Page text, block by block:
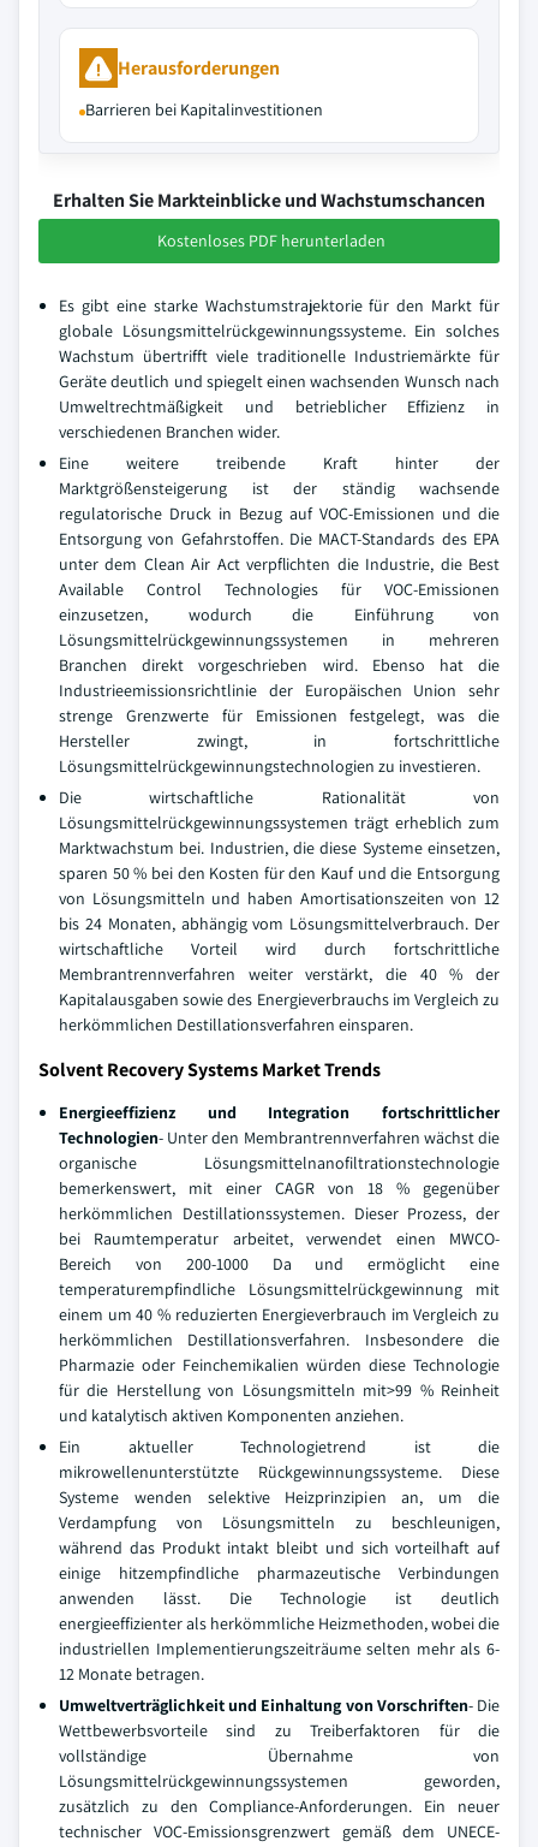
Herausforderungen
Barrieren bei Kapitalinvestitionen
Erhalten Sie Markteinblicke und Wachstumschancen
Kostenloses PDF herunterladen
Es gibt eine starke Wachstumstrajektorie für den Markt für
globale Lösungsmittelrückgewinnungssysteme. Ein solches
Wachstum übertrifft viele traditionelle Industriemärkte für
Geräte deutlich und spiegelt einen wachsenden Wunsch nach
Umweltrechtmäßigkeit und betrieblicher Effizienz in
verschiedenen Branchen wider.
Eine weitere treibende Kraft hinter der
Marktgrößensteigerung ist der ständig wachsende
regulatorische Druck in Bezug auf VOC-Emissionen und die
Entsorgung von Gefahrstoffen. Die MACT-Standards des EPA
unter dem Clean Air Act verpflichten die Industrie, die Best
Available Control Technologies für VOC-Emissionen
einzusetzen, wodurch die Einführung von
Lösungsmittelrückgewinnungssystemen in mehreren
Branchen direkt vorgeschrieben wird. Ebenso hat die
Industrieemissionsrichtlinie der Europäischen Union sehr
strenge Grenzwerte für Emissionen festgelegt, was die
Hersteller zwingt, in fortschrittliche
Lösungsmittelrückgewinnungstechnologien zu investieren.
Die wirtschaftliche Rationalität von
Lösungsmittelrückgewinnungssystemen trägt erheblich zum
Marktwachstum bei. Industrien, die diese Systeme einsetzen,
sparen 50 % bei den Kosten für den Kauf und die Entsorgung
von Lösungsmitteln und haben Amortisationszeiten von 12
bis 24 Monaten, abhängig vom Lösungsmittelverbrauch. Der
wirtschaftliche Vorteil wird durch fortschrittliche
Membrantrennverfahren weiter verstärkt, die 40 % der
Kapitalausgaben sowie des Energieverbrauchs im Vergleich zu
herkömmlichen Destillationsverfahren einsparen.
Solvent Recovery Systems Market Trends
Energieeffizienz und Integration fortschrittlicher
Technologien- Unter den Membrantrennverfahren wächst die
organische Lösungsmittelnanofiltrationstechnologie
bemerkenswert, mit einer CAGR von 18 % gegenüber
herkömmlichen Destillationssystemen. Dieser Prozess, der
bei Raumtemperatur arbeitet, verwendet einen MWCO-
Bereich von 200-1000 Da und ermöglicht eine
temperaturempfindliche Lösungsmittelrückgewinnung mit
einem um 40 % reduzierten Energieverbrauch im Vergleich zu
herkömmlichen Destillationsverfahren. Insbesondere die
Pharmazie oder Feinchemikalien würden diese Technologie
für die Herstellung von Lösungsmitteln mit>99 % Reinheit
und katalytisch aktiven Komponenten anziehen.
Ein aktueller Technologietrend ist die
mikrowellenunterstützte Rückgewinnungssysteme. Diese
Systeme wenden selektive Heizprinzipien an, um die
Verdampfung von Lösungsmitteln zu beschleunigen,
während das Produkt intakt bleibt und sich vorteilhaft auf
einige hitzempfindliche pharmazeutische Verbindungen
anwenden lässt. Die Technologie ist deutlich
energieeffizienter als herkömmliche Heizmethoden, wobei die
industriellen Implementierungszeiträume selten mehr als 6-
12 Monate betragen.
Umweltverträglichkeit und Einhaltung von Vorschriften- Die
Wettbewerbsvorteile sind zu Treiberfaktoren für die
vollständige Übernahme von
Lösungsmittelrückgewinnungssystemen geworden,
zusätzlich zu den Compliance-Anforderungen. Ein neuer
technischer VOC-Emissionsgrenzwert gemäß dem UNECE-